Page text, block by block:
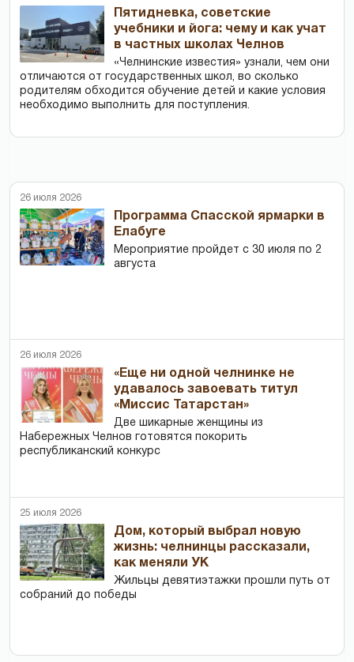
Пятидневка, советские
учебники и йога: чему и как учат
в частных школах Челнов
«Челнинские известия» узнали, чем они
отличаются от государственных школ, во сколько
родителям обходится обучение детей и какие условия
необходимо выполнить для поступления.
26 июля 2026
Программа Спасской ярмарки в
Елабуге
Мероприятие пройдет с 30 июля по 2
августа
26 июля 2026
«Еще ни одной челнинке не
удавалось завоевать титул
«Миссис Татарстан»
Две шикарные женщины из
Набережных Челнов готовятся покорить
республиканский конкурс
25 июля 2026
Дом, который выбрал новую
жизнь: челнинцы рассказали,
как меняли УК
Жильцы девятиэтажки прошли путь от
собраний до победы